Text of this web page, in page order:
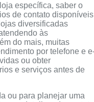
específica, saber o
de contato disponíveis
diversificadas
às
do mais, muitas
por telefone e
ou obter
e serviços antes de
ou para planejar uma